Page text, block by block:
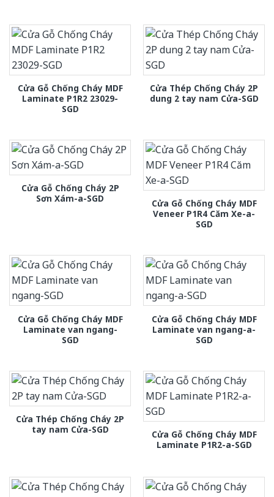
Cửa Gỗ Chống Cháy MDF
Laminate P1R2 23029-
SGD
Cửa Thép Chống Cháy 2P
dung 2 tay nam Cửa-SGD
Cửa Gỗ Chống Cháy 2P
Sơn Xám-a-SGD
Cửa Gỗ Chống Cháy MDF
Veneer P1R4 Căm Xe-a-
SGD
Cửa Gỗ Chống Cháy MDF
Laminate van ngang-
SGD
Cửa Gỗ Chống Cháy MDF
Laminate van ngang-a-
SGD
Cửa Thép Chống Cháy 2P
tay nam Cửa-SGD
Cửa Gỗ Chống Cháy MDF
Laminate P1R2-a-SGD